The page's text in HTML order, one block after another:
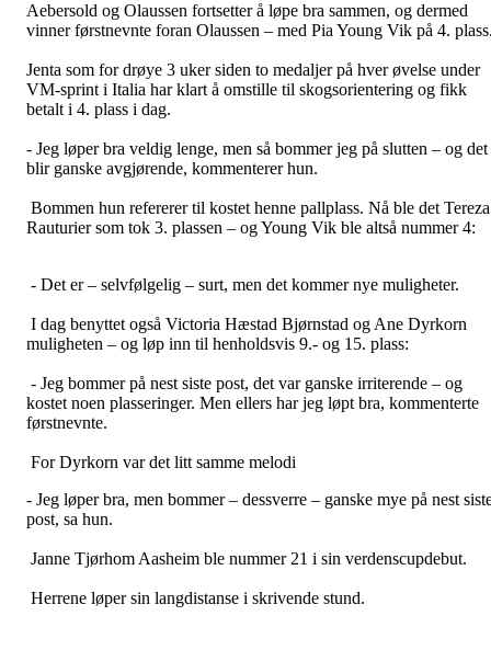
Aebersold og Olaussen fortsetter å løpe bra sammen, og dermed
vinner førstnevnte foran Olaussen – med Pia Young Vik på 4.
Jenta som for drøye 3 uker siden to medaljer på hver øvelse under
VM-sprint i Italia har klart å omstille til skogsorientering og fikk
betalt i 4. plass i dag.
- Jeg løper bra veldig lenge, men så bommer jeg på slutten – og det
blir ganske avgjørende, kommenterer hun.
Bommen hun refererer til kostet henne pallplass. Nå ble det Tereza
Rauturier som tok 3. plassen – og Young Vik ble altså nummer 4:
- Det er – selvfølgelig – surt, men det kommer nye muligheter.
I dag benyttet også Victoria Hæstad Bjørnstad og Ane Dyrkorn
muligheten – og løp inn til henholdsvis 9.- og 15. plass:
- Jeg bommer på nest siste post, det var ganske irriterende – og
kostet noen plasseringer. Men ellers har jeg løpt bra, kommenterte
førstnevnte.
For Dyrkorn var det litt samme melodi
- Jeg løper bra, men bommer – dessverre – ganske mye på nest
post, sa hun.
Janne Tjørhom Aasheim ble nummer 21 i sin verdenscupdebut.
Herrene løper sin langdistanse i skrivende stund.